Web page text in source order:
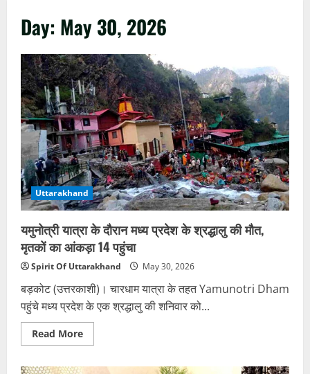
Day: May 30, 2026
Uttarakhand
यमुनोत्री यात्रा के दौरान मध्य प्रदेश के श्रद्धालु की मौत,
मृतकों का आंकड़ा 14 पहुंचा
Spirit Of Uttarakhand May 30, 2026
बड़कोट (उत्तरकाशी)। चारधाम यात्रा के तहत Yamunotri Dham
पहुंचे मध्य प्रदेश के एक श्रद्धालु की शनिवार को...
Read MoreRead
more